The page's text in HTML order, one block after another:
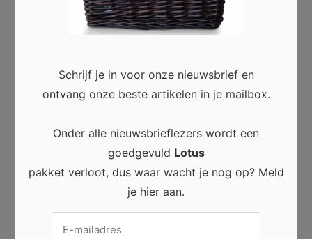
Site
Mijn naam, e-mail en site opslaan in deze
browser voor de volgende keer wanneer ik
een reactie plaats.
Schrijf je in voor onze nieuwsbrief en
ontvang onze beste artikelen in je mailbox.
Onder alle nieuwsbrieflezers wordt een
goedgevuld Lotus
pakket verloot, dus waar wacht je nog op? Meld
je hier aan.